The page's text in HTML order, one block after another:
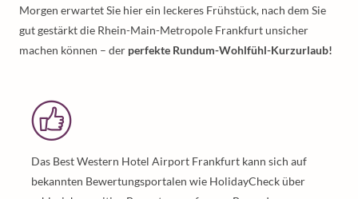
Morgen erwartet Sie hier ein leckeres Frühstück, nach dem Sie
gut gestärkt die Rhein-Main-Metropole Frankfurt unsicher
machen können – der perfekte Rundum-Wohlfühl-Kurzurlaub!
Das Best Western Hotel Airport Frankfurt kann sich auf
bekannten Bewertungsportalen wie HolidayCheck über